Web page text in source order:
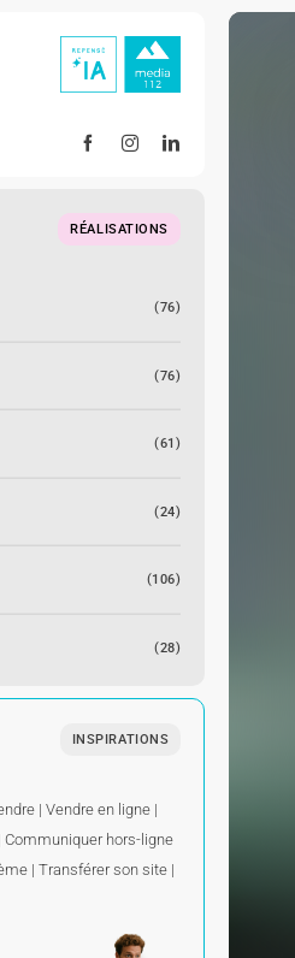
RÉALISATIONS
(76)
(76)
(61)
(24)
(106)
(28)
INSPIRATIONS
| Vendre en ligne |
Communiquer hors-ligne
| Transférer son site |